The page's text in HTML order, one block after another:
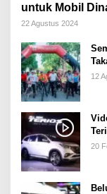
untuk Mobil
22 Agustus 2024
12
20